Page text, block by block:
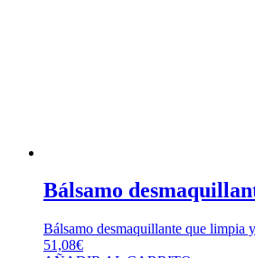
Bálsamo
Bálsamo desmaquillante que
51,08€